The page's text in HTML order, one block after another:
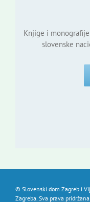
Knjige i
slovenske
© Slovenski dom Zagreb i
Zagreba. Sva prava pridržana.